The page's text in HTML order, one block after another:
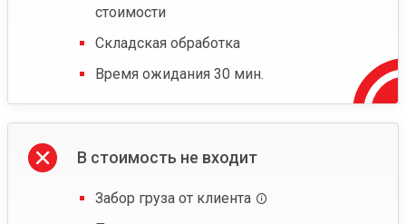
стоимости
Складская обработка
Время ожидания 30 мин.
В стоимость не входит
Забор груза от клиента